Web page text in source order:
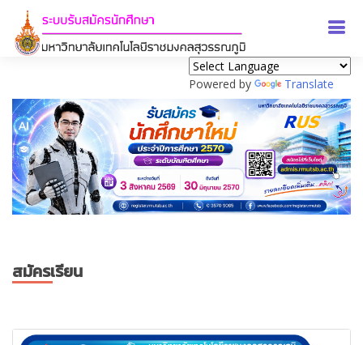
Powered by Translate
Previous Next
สมัครเรียน